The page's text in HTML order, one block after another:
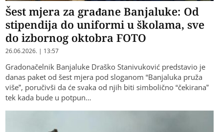
Šest mjera za građane Banjaluke: Od
stipendija do uniformi u školama, sve
do izbornog oktobra FOTO
26.06.2026. | 13:57
Gradonačelnik Banjaluke Draško Stanivuković predstavio je
danas paket od šest mjera pod sloganom “Banjaluka pruža
više”, poručivši da će svaka od njih biti simbolično “čekirana”
tek kada bude u potpun…